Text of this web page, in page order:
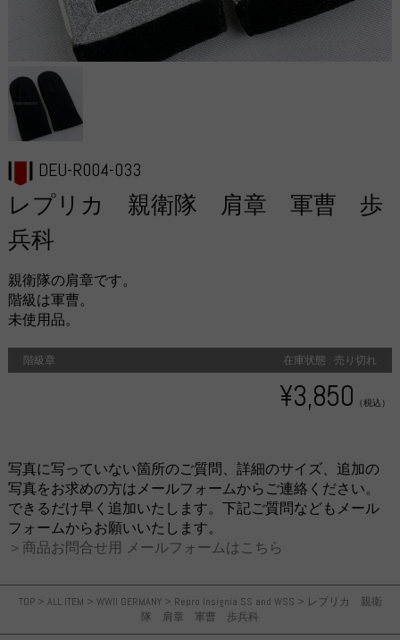
TOP> ALL ITEM > WWII GERMANY> Repro Insignia SS and WSS > レプリカ 親衛
隊 肩章 軍曹 歩兵科
DEU-R004-033
レプリカ 親衛隊 肩章 軍曹 歩
兵科
親衛隊の肩章です。
階級は軍曹。
未使用品。
階級章 在庫状態 : 売り切れ
¥3,850 （税込）
写真に写っていない箇所のご質問、詳細のサイズ、追加の
写真をお求めの方はメールフォームからご連絡ください。
できるだけ早く追加いたします。下記ご質問などもメール
フォームからお願いいたします。
＞商品お問合せ用 メールフォームはこちら